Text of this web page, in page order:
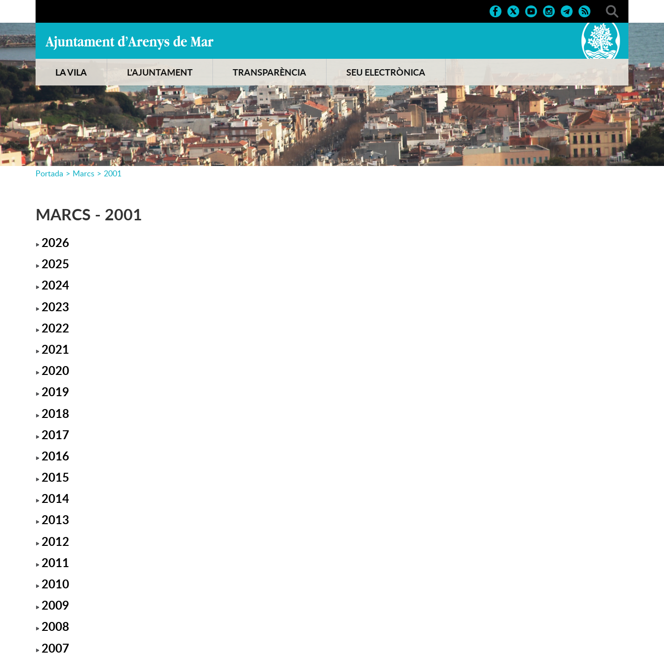
LA VILA L'AJUNTAMENT TRANSPARÈNCIA SEU ELECTRÒNICA
Portada > Marcs > 2001
MARCS - 2001
2026
2025
2024
2023
2022
2021
2020
2019
2018
2017
2016
2015
2014
2013
2012
2011
2010
2009
2008
2007